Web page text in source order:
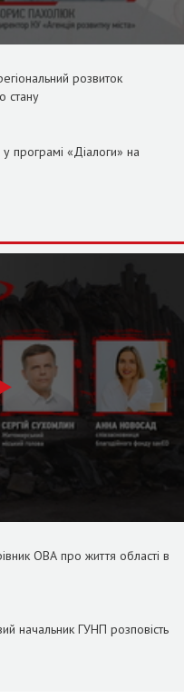
розвиток
стану
програмі «Діалоги» на
ОВА про життя області в
начальник ГУНП розповість